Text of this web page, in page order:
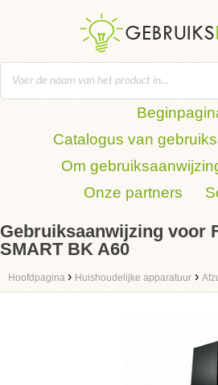
Catalogus van
Om
Onze partners
Gebruiksaanwijzing voor
SMART BK A60
Hoofdpagina › Huishoudelijke apparatuur ›